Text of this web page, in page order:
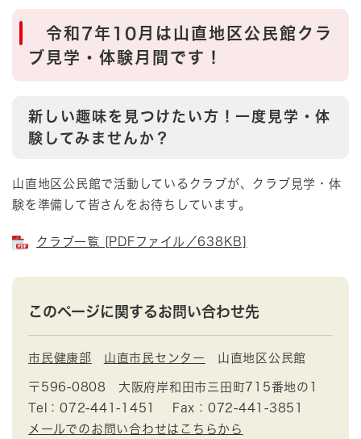
令和7年10月は山直地区公民館クラ
ブ見学・体験月間です！
新しい趣味を見つけたい方！一度見学・体
験してみませんか？
山直地区公民館で活動しているクラブが、クラブ見学・体
験を準備して皆さんをお待ちしています。
クラブ一覧 [PDFファイル／638KB]
このページに関するお問い合わせ先
市民健康部 山直市民センター 山直地区公民館
〒596-0808
大阪府岸和田市三田町715番地の1
Tel：072-441-1451
Fax：072-441-3851
メールでのお問い合わせはこちらから